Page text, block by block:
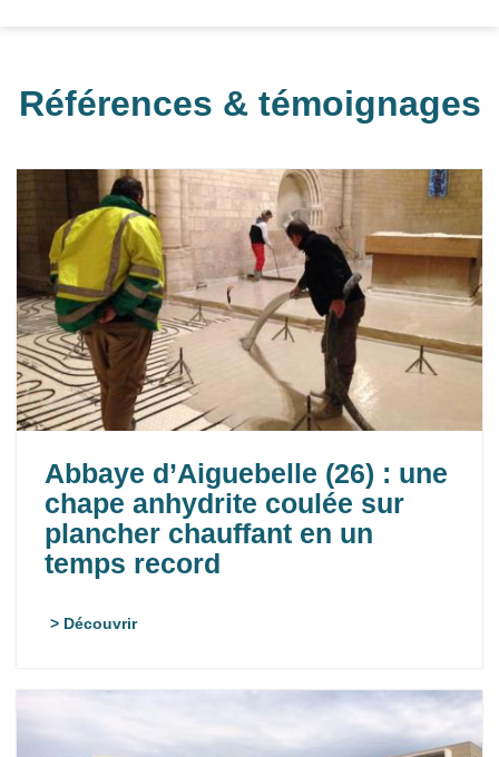
Références & témoignages
Abbaye d’Aiguebelle (26) : une
chape anhydrite coulée sur
plancher chauffant en un
temps record
> Découvrir